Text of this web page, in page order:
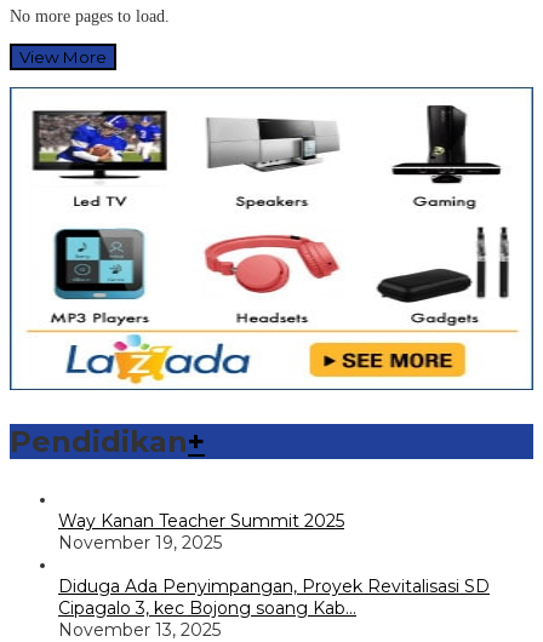
No more pages to load.
View More
Pendidikan+
Way Kanan Teacher Summit 2025
November 19, 2025
Diduga Ada Penyimpangan, Proyek Revitalisasi SD
Cipagalo 3, kec Bojong soang Kab…
November 13, 2025